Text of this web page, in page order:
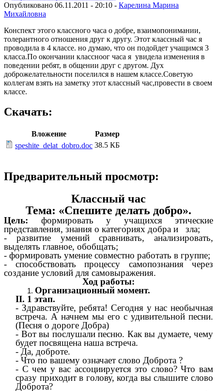
Опубликовано 06.11.2011 - 20:10 - Карелина Марина
Михайловна
Конспект этого классного часа о добре, взаимопонимании,
толерантного отношения друг к другу. Этот классный час я
проводила в 4 классе. но думаю, что он подойдет учащимся 3
класса.По окончании классноог часа я увидела изменения в
поведении ребят, в общении друг с другом. Дух
доброжелательности поселился в нашем классе.Советую
коллегам взять на заметку этот классный час,провести в своем
классе.
Скачать:
Вложение
Размер
speshite_delat_dobro.doc 38.5 КБ
Предварительный просмотр:
Классный час
Тема: «Спешите делать добро».
Цель: формировать у учащихся этические
представления, знания о категориях добра и зла;
- развитие умений сравнивать, анализировать,
выделять главное, обобщать;
- формировать умение совместно работать в группе;
- способствовать процессу самопознания через
создание условий для самовыражения.
Ход работы:
Организационный момент.
II. 1 этап.
- Здравствуйте, ребята! Сегодня у нас необычная
встреча. А начнем мы его с удивительной песни.
(Песня о дороге Добра)
- Вот вы послушали песню. Как вы думаете, чему
будет посвящена наша встреча.
- Да, доброте.
- Что по вашему означает слово Доброта ?
- С чем у вас ассоциируется это слово? Что вам
сразу приходит в голову, когда вы слышите слово
Доброта?